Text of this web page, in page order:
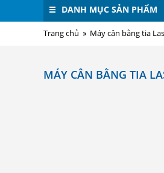
DANH MỤC SẢN PHẨM
Trang chủ Máy cân bằng tia
MÁY CÂN BẰNG TIA